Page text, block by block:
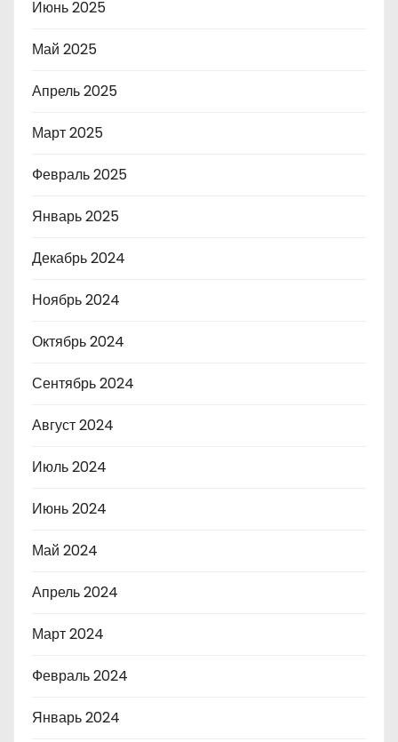
Июнь 2025
Май 2025
Апрель 2025
Март 2025
Февраль 2025
Январь 2025
Декабрь 2024
Ноябрь 2024
Октябрь 2024
Сентябрь 2024
Август 2024
Июль 2024
Июнь 2024
Май 2024
Апрель 2024
Март 2024
Февраль 2024
Январь 2024